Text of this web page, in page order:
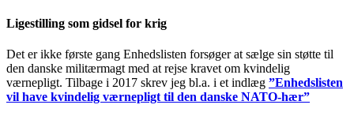
Ligestilling som gidsel for krig
Det er ikke første gang Enhedslisten forsøger at sælge sin støtte til
den danske militærmagt med at rejse kravet om kvindelig
værnepligt. Tilbage i 2017 skrev jeg bl.a. i et indlæg ”Enhedslisten
vil have kvindelig værnepligt til den danske NATO-hær”